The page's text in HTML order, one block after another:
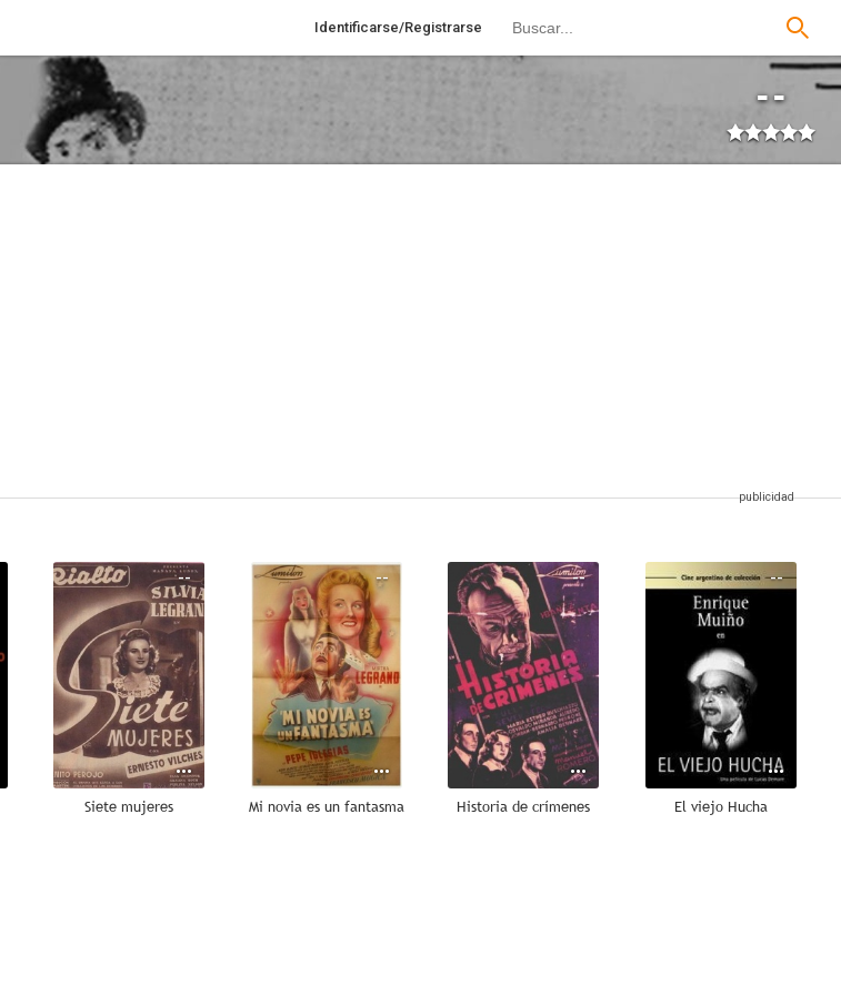
Identificarse/Registrarse
--
--
Siete mujeres
--
Mi novia es un fantasma
--
Historia de crímenes
--
El viejo Hucha